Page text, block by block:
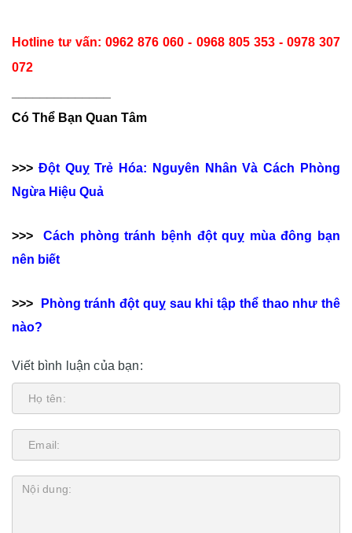
Hotline tư vấn: 0962 876 060 - 0968 805 353 - 0978 307
072
Có Thể Bạn Quan Tâm
>>> Đột Quỵ Trẻ Hóa: Nguyên Nhân Và Cách Phòng
Ngừa Hiệu Quả
>>>
Cách phòng tránh bệnh đột quỵ mùa đông bạn
nên biết
>>>
Phòng tránh đột quỵ sau khi tập thể thao như thê
nào?
Viết bình luận của bạn: